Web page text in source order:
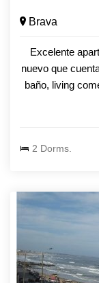
Brava
Excelente
nuevo que
baño, living
2 Dorms.